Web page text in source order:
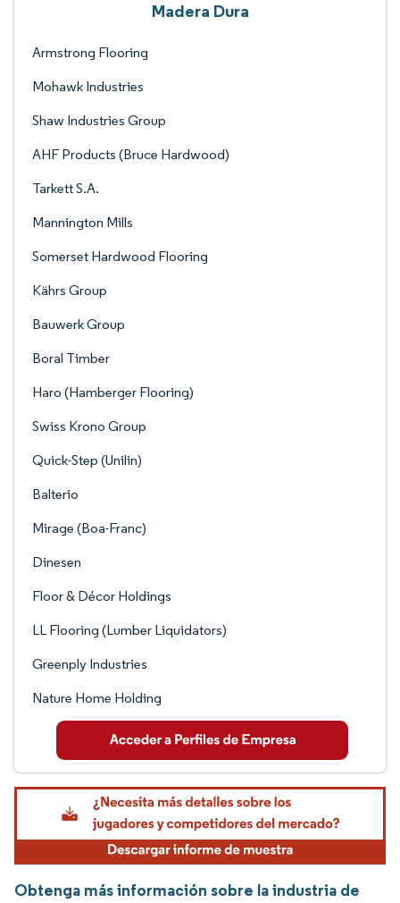
Madera Dura
Armstrong Flooring
Mohawk Industries
Shaw Industries Group
AHF Products (Bruce Hardwood)
Tarkett S.A.
Mannington Mills
Somerset Hardwood Flooring
Kährs Group
Bauwerk Group
Boral Timber
Haro (Hamberger Flooring)
Swiss Krono Group
Quick-Step (Unilin)
Balterio
Mirage (Boa-Franc)
Dinesen
Floor & Décor Holdings
LL Flooring (Lumber Liquidators)
Greenply Industries
Nature Home Holding
Obtenga más información sobre la industria de